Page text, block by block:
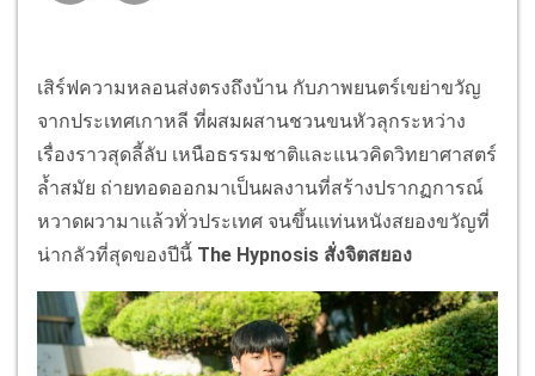
เสิร์ฟความหลอนส่งตรงถึงบ้าน กับภาพยนตร์เขย่าขวัญ
จากประเทศเกาหลี ที่ผสมผสานชวนขนหัวลุกระหว่าง
เรื่องราวสุดลี้ลับ เหนือธรรมชาติและแนวคิดวิทยาศาสตร์
ล้ำสมัย ถ่ายทอดออกมาเป็นผลงานที่สร้างปรากฏการณ์
หวาดผวามาแล้วทั่วประเทศ จนขึ้นแท่นหนังสยองขวัญที่
น่ากลัวที่สุดของปีนี้ The Hypnosis สั่งจิตสยอง